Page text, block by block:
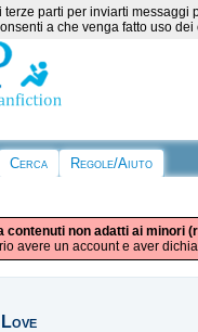
Cerca Regole/Aiuto
contenuti non adatti ai minori
avere un account e aver
parti per inviarti
a che venga fatto uso